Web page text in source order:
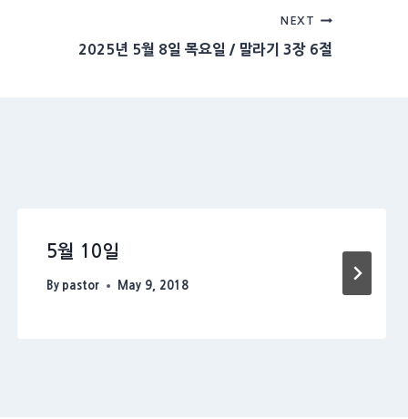
NEXT
2025년 5월 8일 목요일 / 말라기 3장 6절
5월 10일
By pastor May 9, 2018